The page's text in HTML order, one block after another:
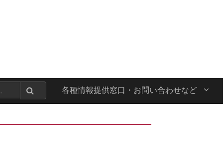
各種情報提供窓口・ お問い合わせなど